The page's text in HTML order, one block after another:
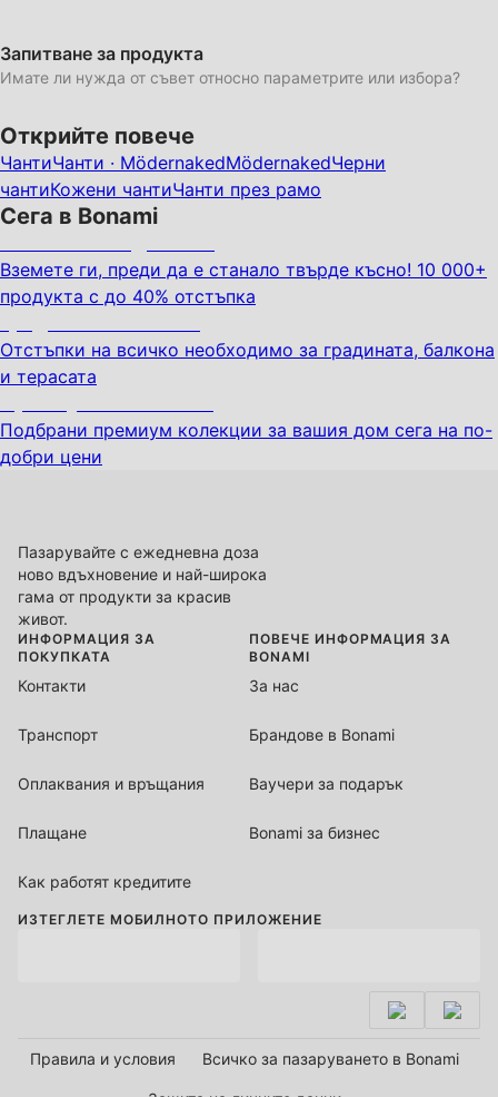
Запитване за продукта
Имате ли нужда от съвет относно параметрите или избора?
Открийте повече
ЧантиЧанти · MödernakedMödernakedЧерни
чантиКожени чантиЧанти през рамо
Сега в Bonami
Вземете ги, преди да е станало твърде късно! 10 000+
продукта с до 40% отстъпка
Отстъпки на всичко необходимо за градината, балкона
и терасата
Подбрани премиум колекции за вашия дом сега на по-
добри цени
Пазарувайте с ежедневна доза
ново вдъхновение и най-широка
гама от продукти за красив
живот.
ИНФОРМАЦИЯ ЗА
ПОКУПКАТА
Контакти
Транспорт
Оплаквания и връщания
Плащане
Как работят кредитите
ПОВЕЧЕ ИНФОРМАЦИЯ ЗА
BONAMI
За нас
Брандове в Bonami
Ваучери за подарък
Bonami за бизнес
ИЗТЕГЛЕТЕ МОБИЛНОТО ПРИЛОЖЕНИЕ
Правила и условия Всичко за пазаруването в Bonami